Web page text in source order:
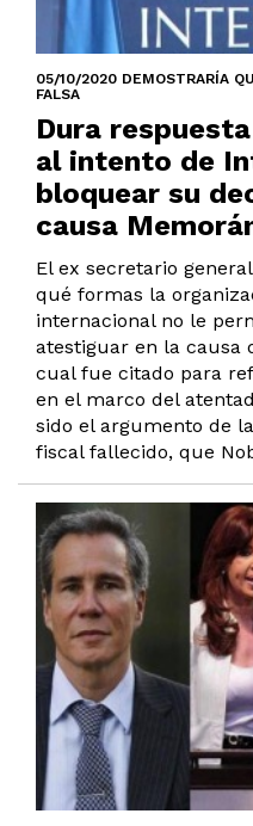
05/10/2020 DEMOSTRARÍA
FALSA
Dura
al intento de
bloquear su
causa
El ex secretario
qué formas la
internacional no le
atestiguar en la causa
cual fue citado para
en el marco del
sido el argumento de
fiscal fallecido, que